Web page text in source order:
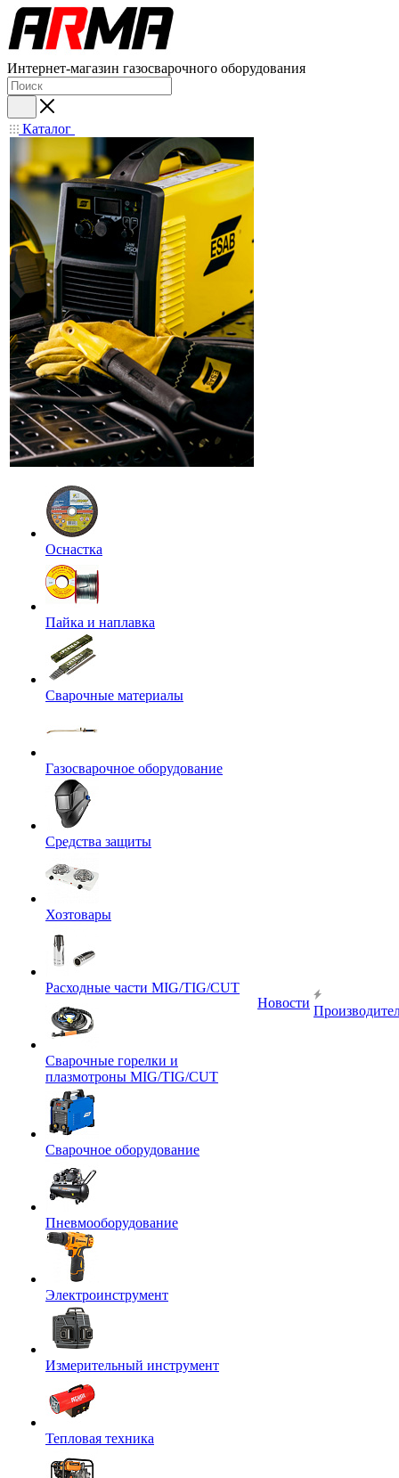
Интернет-магазин газосварочного оборудования
Каталог
Оснастка
Пайка и наплавка
Сварочные материалы
Газосварочное оборудование
Средства защиты
Хозтовары
Расходные части MIG/TIG/CUT
Сварочные горелки и
плазмотроны MIG/TIG/CUT
Сварочное оборудование
Пневмооборудование
Электроинструмент
Измерительный инструмент
Тепловая техника
Новости